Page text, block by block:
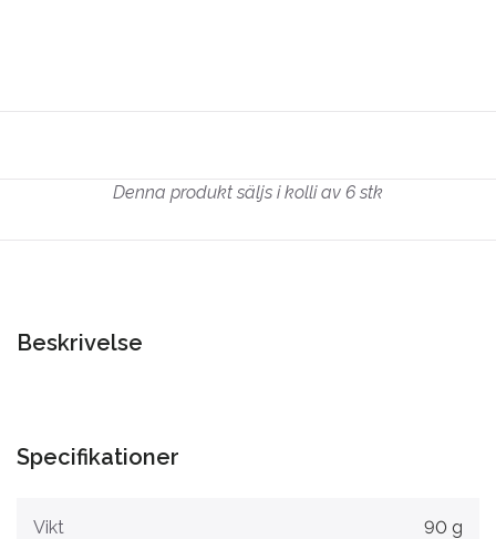
Denna produkt säljs i kolli av 6 stk
Beskrivelse
Specifikationer
Vikt 90 g